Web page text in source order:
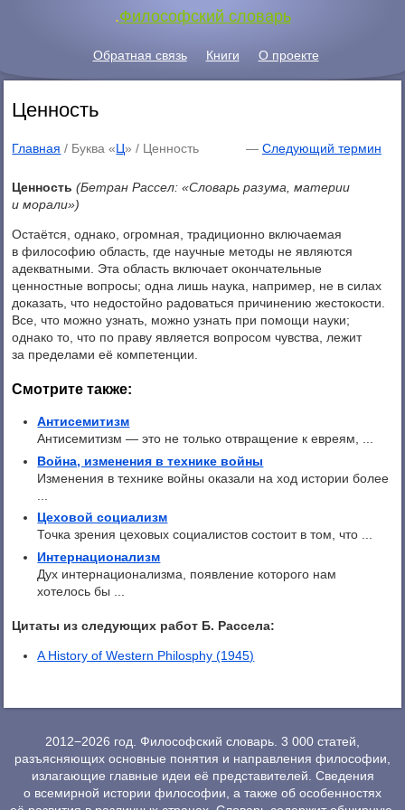
.Философский словарь
Обратная связь Книги О проекте
Ценность
Главная / Буква «Ц» / Ценность — Следующий термин
Ценность (Бетран Рассел: «Словарь разума, материи
и морали»)
Остаётся, однако, огромная, традиционно включаемая
в философию область, где научные методы не являются
адекватными. Эта область включает окончательные
ценностные вопросы; одна лишь наука, например, не в силах
доказать, что недостойно радоваться причинению жестокости.
Все, что можно узнать, можно узнать при помощи науки;
однако то, что по праву является вопросом чувства, лежит
за пределами её компетенции.
Смотрите также:
Антисемитизм
Антисемитизм — это не только отвращение к евреям, ...
Война, изменения в технике войны
Изменения в технике войны оказали на ход истории более
Цеховой социализм
Точка зрения цеховых социалистов состоит в том, что ...
Интернационализм
Дух интернационализма, появление которого нам
хотелось бы ...
Цитаты из следующих работ Б. Рассела:
A History of Western Philosphy (1945)
2012−2026 год. Философский словарь. 3 000 статей,
разъясняющих основные понятия и направления философии,
излагающие главные идеи её представителей. Сведения
о всемирной истории философии, а также об особенностях